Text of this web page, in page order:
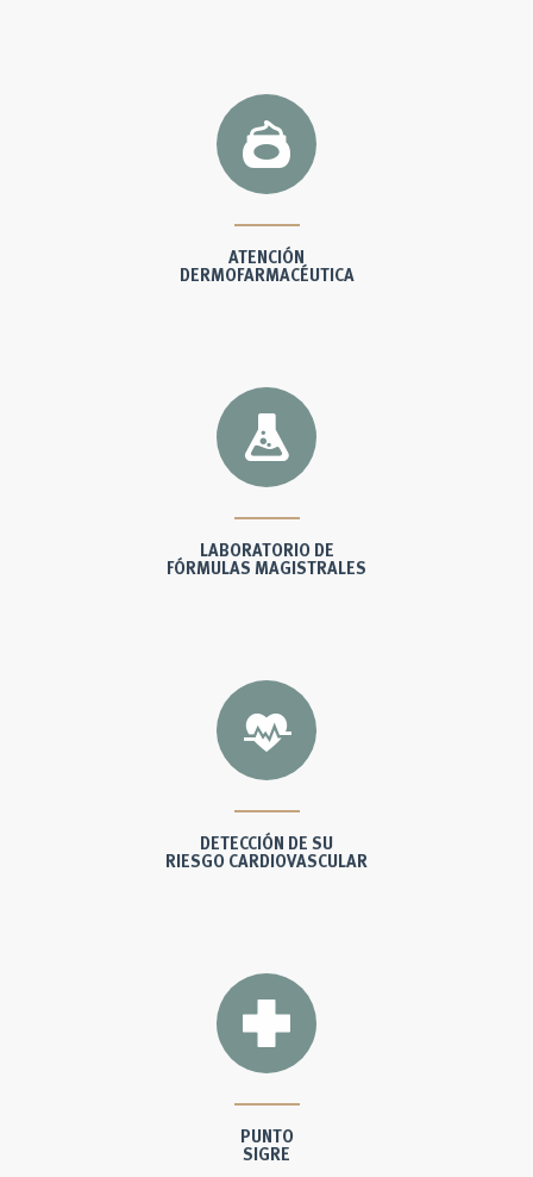
ATENCIÓN
DERMOFARMACÉUTICA
LABORATORIO DE
FÓRMULAS MAGISTRALES
DETECCIÓN DE SU
RIESGO CARDIOVASCULAR
PUNTO
SIGRE